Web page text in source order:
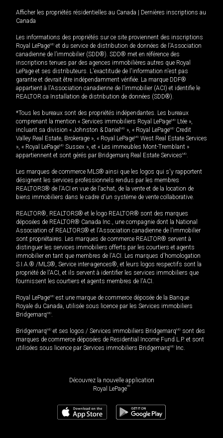
Afficher les propriétés résidentielles au Canada | Dernières inscriptions au
Canada
Les informations des propriétés sur ce site proviennent des inscriptions
Royal LePageMD et du service de distribution de données de l'Association
canadienne de l’immobilier (SDD®). SDD® met en référence des
inscriptions tenues par des agences immobilières autres que Royal
LePage et ses distributeurs. L'exactitude de l'information n'est pas
garantie et devrait être indépendamment vérifiée. La marque DDF®
appartient à l'Association canadienne de l’immobilier (ACI) et identifie le
REALTOR.ca Installation de distribution de données (SDD®).
*Tous les bureaux sont des propriétés indépendantes. Les bureaux
comprenant la mention « Services immobiliers Royal LePageMD Ltée »,
incluant sa division « Johnston & Daniel MD », « Royal LePageMD Credit
Valley Real Estate, Brokerage », « Royal LePageMD West Real Estate Services
», « Royal LePageMD Sussex », et « Les immeubles Mont-Tremblant »
appartiennent et sont gérés par Bridgemarq Real Estate ServicesMD.
Les marques de commerce MLS® ainsi que les logos qui s'y rapportent
désignent les services professionnels rendus par les membres
REALTORS® de l'ACI en vue de l'achat, de la vente et de la location de
biens immobiliers dans le cadre d'un système de vente collaborative.
REALTOR®, REALTORS® et le logo REALTOR® sont des marques
déposées de REALTOR® Canada Inc., une compagnie dont la National
Association of REALTORS® et l'Association canadienne de l’immobilier
sont propriétaires. Les marques de commerce REALTOR® servent à
distinguer les services immobiliers offerts par les courtiers et agents
immobilier en tant que membres de l'ACI. Les marques d'homologation
S.I.A.® /MLS®, Service inter-agences®, et leurs logos respectifs sont la
propriété de l'ACI, et ils servent à identifier les services immobiliers que
fournissent les courtiers et agents membres de l'ACI.
Royal LePageMD est une marque de commerce déposée de la Banque
Royale du Canada, utilisée sous licence par les Services immobiliers
BridgemarqMD.
BridgemarqMD et ses logos / Services immobiliers BridgemarqMD sont des
marques de commerce déposées de Residential Income Fund L.P. et sont
utilisées sous licence par Services immobiliers BridgemarqMD Inc.
Découvrez la nouvelle application
Royal LePageMD